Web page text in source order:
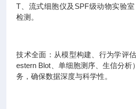
T、流式细胞仪及SPF级动物实验
检测。
技术全面：从模型构建、行为学评
estern Blot、单细胞测序、生信分析
务，确保数据深度与科学性。